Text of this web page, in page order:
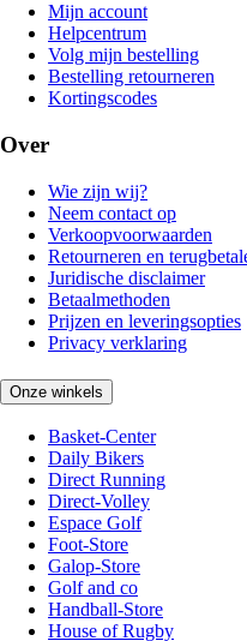
Mijn account
Helpcentrum
Volg mijn bestelling
Bestelling retourneren
Kortingscodes
Over
Wie zijn wij?
Neem contact op
Verkoopvoorwaarden
Retourneren en
Juridische disclaimer
Betaalmethoden
Prijzen en leveringsopties
Privacy verklaring
Onze winkels
Basket-Center
Daily Bikers
Direct Running
Direct-Volley
Espace Golf
Foot-Store
Galop-Store
Golf and co
Handball-Store
House of Rugby